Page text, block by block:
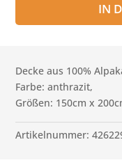
Decke aus 100%
Farbe: anthrazit,
Größen: 150cm x
IN
Artikelnummer: